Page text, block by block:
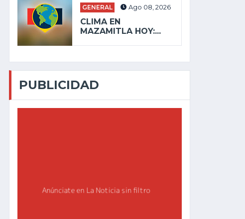
GENERAL Ago 08, 2026
CLIMA EN
MAZAMITLA HOY:...
PUBLICIDAD